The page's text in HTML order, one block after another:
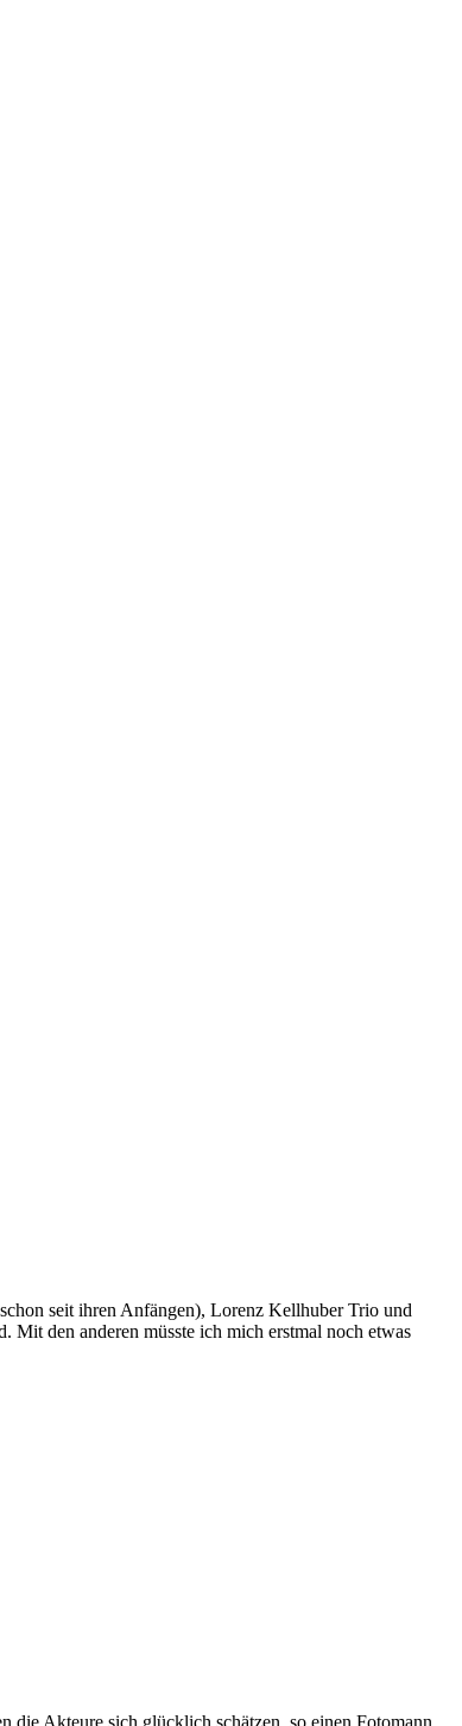
seit ihren Anfängen), Lorenz Kellhuber Trio und
den anderen müsste ich mich erstmal noch etwas